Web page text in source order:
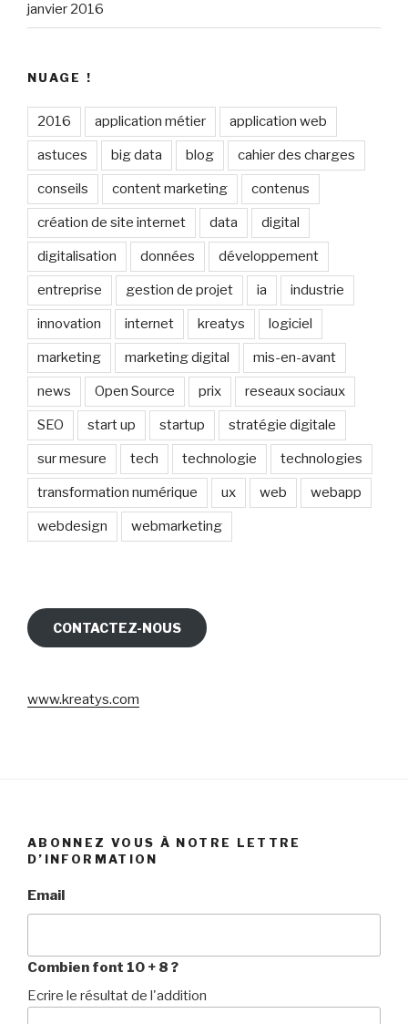
janvier 2016
NUAGE !
2016 application métier application web
astuces big data blog cahier des charges
conseils content marketing contenus
création de site internet data digital
digitalisation données développement
entreprise gestion de projet ia industrie
innovation internet kreatys logiciel
marketing marketing digital mis-en-avant
news Open Source prix reseaux sociaux
SEO start up startup stratégie digitale
sur mesure tech technologie technologies
transformation numérique ux web webapp
webdesign webmarketing
CONTACTEZ-NOUS
www.kreatys.com
ABONNEZ VOUS À NOTRE LETTRE
D’INFORMATION
Email
Combien font 10 + 8 ?
Ecrire le résultat de l'addition